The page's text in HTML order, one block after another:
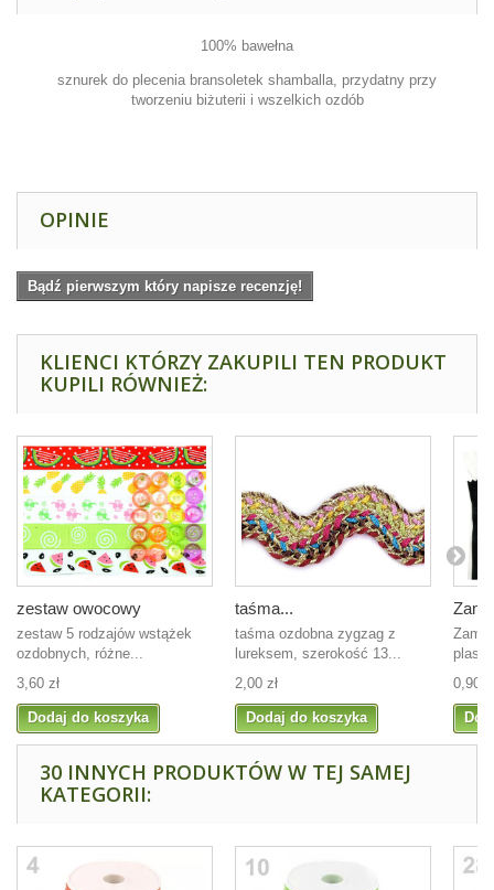
100% bawełna
sznurek do plecenia bransoletek shamballa, przydatny przy
tworzeniu biżuterii i wszelkich ozdób
OPINIE
Bądź pierwszym który napisze recenzję!
KLIENCI KTÓRZY ZAKUPILI TEN PRODUKT
KUPILI RÓWNIEŻ:
zestaw owocowy
zestaw 5 rodzajów wstążek
ozdobnych, różne...
3,60 zł
Dodaj do koszyka
taśma...
taśma ozdobna zygzag z
lureksem, szerokość 13...
2,00 zł
Dodaj do koszyka
0,90
30 INNYCH PRODUKTÓW W TEJ SAMEJ
KATEGORII: